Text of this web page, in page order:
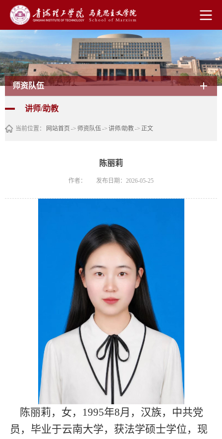
师资队伍
讲师/助教
当前位置： 网站首页-> 师资队伍 -> 讲师/助教-> 正文
陈丽莉
作者： 发布日期：2026-05-25
陈丽莉，女，1995年8月，汉族，中共党
员，毕业于云南大学，获法学硕士学位，现